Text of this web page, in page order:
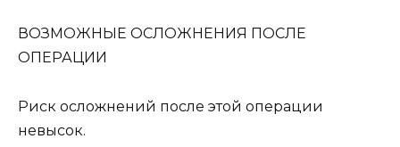
ВОЗМОЖНЫЕ ОСЛОЖНЕНИЯ ПОСЛЕ
ОПЕРАЦИИ
Риск осложнений после этой операции
невысок.